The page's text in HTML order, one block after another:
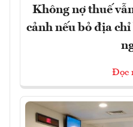
Không nợ thuế
cảnh nếu bỏ địa
Đọc